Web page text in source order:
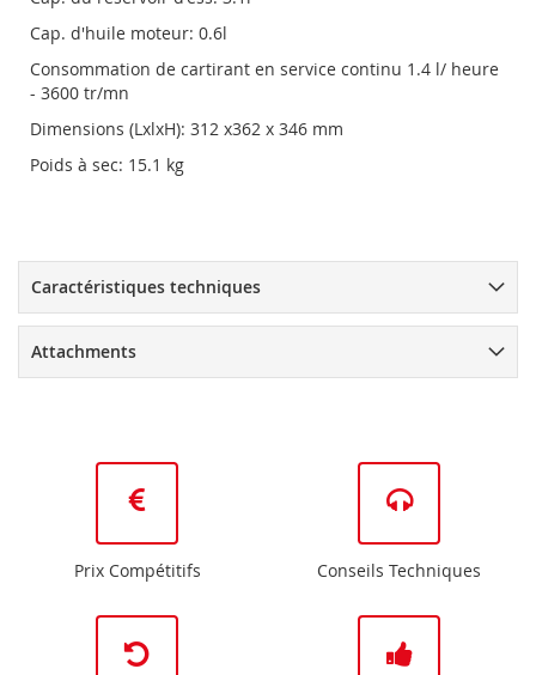
Cap. d'huile moteur: 0.6l
Consommation de cartirant en service continu 1.4 l/ heure
- 3600 tr/mn
Dimensions (LxlxH): 312 x362 x 346 mm
Poids à sec: 15.1 kg
Caractéristiques techniques
Attachments
Prix Compétitifs Conseils Techniques